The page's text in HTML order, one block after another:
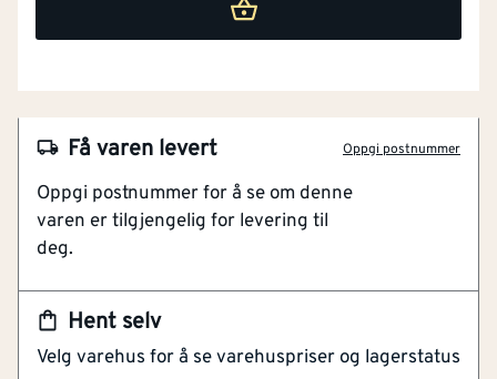
Hent selv
Velg varehus for å se varehuspriser og lagerstatus
Få varen levert Oppgi postnummer
Oppgi postnummer for å se om denne
varen er tilgjengelig for levering til
deg.
NOBB 24444440
Artikkelnummer
LITEX MONTERINGSSKRUE 57 MM, POSE A 100 STK
TIL LITEX MEMBRANPLATE OG TB BOARD
VÅTROMSPLATE Litex Monteringsskrue 57 mm